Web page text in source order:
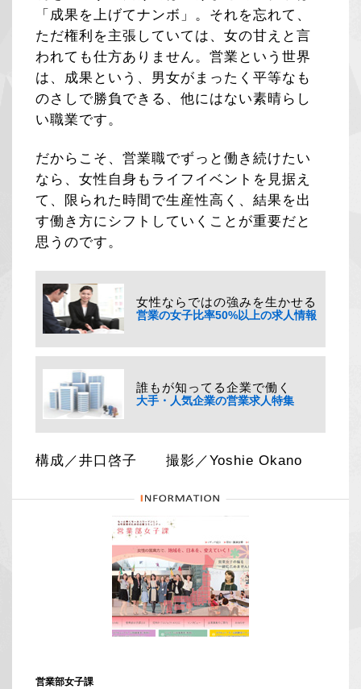
「成果を上げてナンボ」。それを忘れて、
ただ権利を主張していては、女の甘えと言
われても仕方ありません。営業という世界
は、成果という、男女がまったく平等なも
のさしで勝負できる、他にはない素晴らし
い職業です。
だからこそ、営業職でずっと働き続けたい
なら、女性自身もライフイベントを見据え
て、限られた時間で生産性高く、結果を出
す働き方にシフトしていくことが重要だと
思うのです。
女性ならではの強みを生かせる
営業の女子比率50%以上の求人情報
誰もが知ってる企業で働く
大手・人気企業の営業求人特集
構成／井口啓子 撮影／Yoshie Okano
営業部女子課